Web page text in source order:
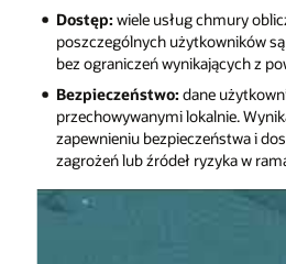
Dostęp: wiele usług chmury
poszczególnych użytkowników
bez ograniczeń wynikających z
Bezpieczeństwo: dane
przechowywanymi lokalnie.
zapewnieniu bezpieczeństwa i
zagrożeń lub źródeł ryzyka w